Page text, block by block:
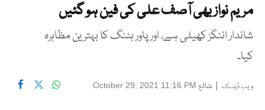
مریم نواز بھی آصف علی کی فین ہو گئیں
شاندار اننگز کھیلی ہے، اور پاور ہٹنگ کا بہترین مظاہرہ
کیا۔
ویب ڈیسک | شائع October 29, 2021 11:16 PM